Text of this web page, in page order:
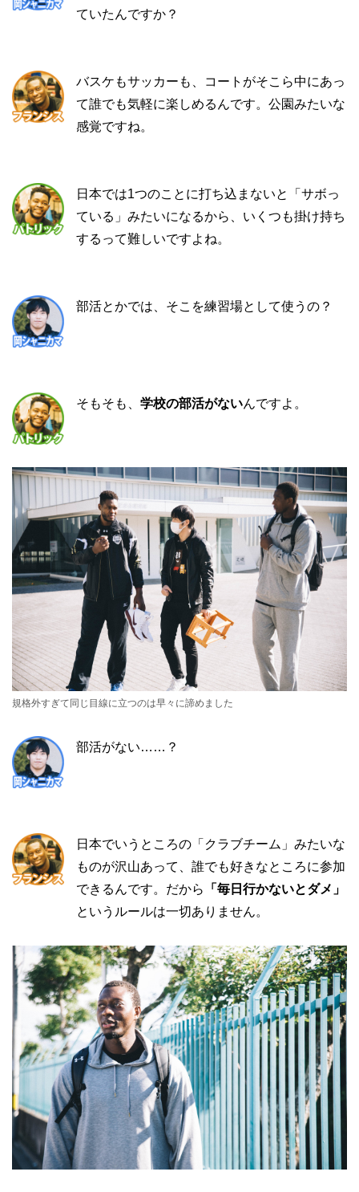
ていたんですか？
バスケもサッカーも、コートがそこら中にあっ
て誰でも気軽に楽しめるんです。公園みたいな
感覚ですね。
日本では1つのことに打ち込まないと「サボっ
ている」みたいになるから、いくつも掛け持ち
するって難しいですよね。
部活とかでは、そこを練習場として使うの？
そもそも、 学校の部活がないんですよ。
規格外すぎて同じ目線に立つのは早々に諦めました
部活がない……？
日本でいうところの「クラブチーム」みたいな
ものが沢山あって、誰でも好きなところに参加
できるんです。だから
「毎日行かないとダメ」
というルールは一切ありません。